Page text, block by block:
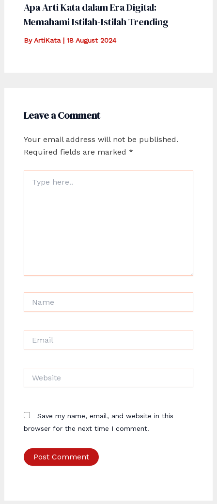
Apa Arti Kata dalam Era Digital:
Memahami Istilah-Istilah Trending
ByArtiKata | 18 August 2024
Leave a Comment
Your email address will not be published.
Required fields are marked *
here..
Save my name, email, and website in this
browser for the next time I comment.